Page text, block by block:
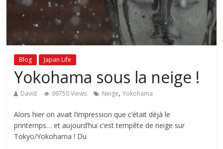
Blog Japan Life
Yokohama sous la neige !
David 99750 Views Neige,Yokohama
Alors hier on avait l’impression que c’était déjà le
printemps… et aujourd’hui c’est tempête de neige sur
Tokyo/Yokohama ! Du